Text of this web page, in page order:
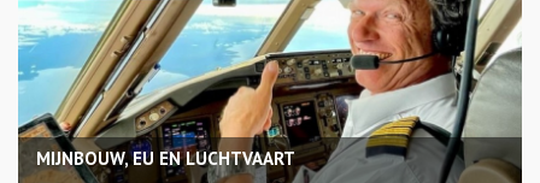
MIJNBOUW, EU EN LUCHTVAART